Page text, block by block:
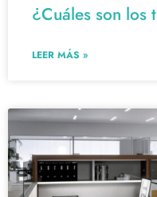
¿Cuáles son los
LEER MÁS »